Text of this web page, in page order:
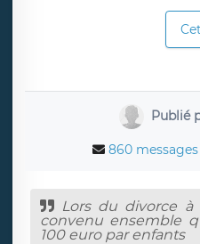
Publié
860 messages
Lors du divorce à
convenu ensemble
100 euro par enfants